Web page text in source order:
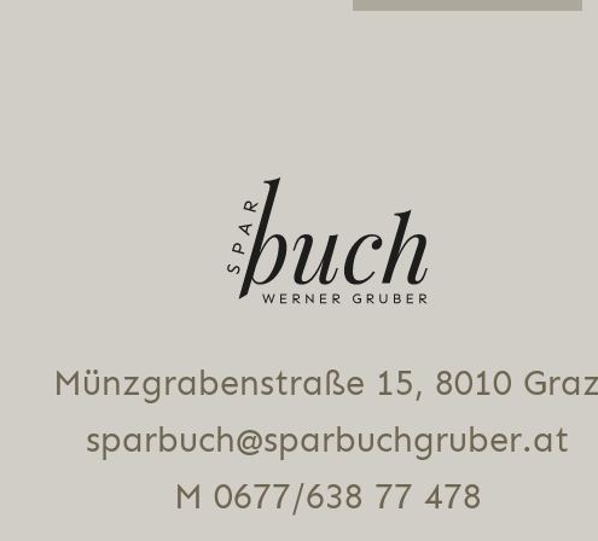
Münz­gra­ben­stra­ße 15, 8010
sparbuch@sparbuchgruber.at
M 0677/638 77 478